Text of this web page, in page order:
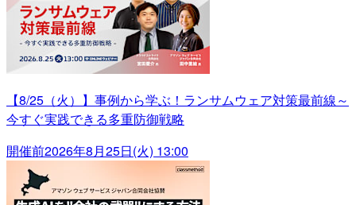
【8/25（火）】事例から学ぶ！ランサムウェア対策最前線～
今すぐ実践できる多重防御戦略
開催前2026年8月25日(火) 13:00